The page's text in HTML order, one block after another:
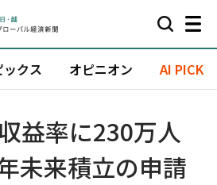
ックス オピニオン AI PICK
益率に230万人
未来積立の申請